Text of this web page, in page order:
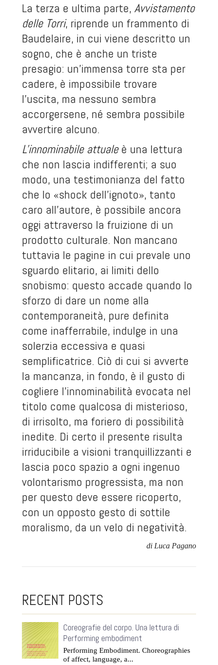
La terza e ultima parte, Avvistamento
delle Torri, riprende un frammento di
Baudelaire, in cui viene descritto un
sogno, che è anche un triste
presagio: un'immensa torre sta per
cadere, è impossibile trovare
l'uscita, ma nessuno sembra
accorgersene, né sembra possibile
avvertire alcuno.
L'innominabile attualeè una lettura
che non lascia indifferenti; a suo
modo, una testimonianza del fatto
che lo «shock dell'ignoto», tanto
caro all'autore, è possibile ancora
oggi attraverso la fruizione di un
prodotto culturale. Non mancano
tuttavia le pagine in cui prevale uno
sguardo elitario, ai limiti dello
snobismo: questo accade quando lo
sforzo di dare un nome alla
contemporaneità, pure definita
come inafferrabile, indulge in una
solerzia eccessiva e quasi
semplificatrice. Ciò di cui si avverte
la mancanza, in fondo, è il gusto di
cogliere l'innominabilità evocata nel
titolo come qualcosa di misterioso,
di irrisolto, ma foriero di possibilità
inedite. Di certo il presente risulta
irriducibile a visioni tranquillizzanti e
lascia poco spazio a ogni ingenuo
volontarismo progressista, ma non
per questo deve essere ricoperto,
con un opposto gesto di sottile
moralismo, da un velo di negatività.
di Luca Pagano
RECENT POSTS
Coreografie del corpo. Una lettura di
Performing embodiment
Performing Embodiment. Choreographies
of affect, language, a...